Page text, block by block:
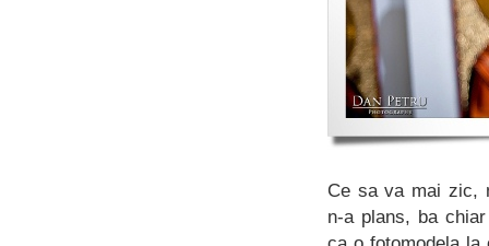
Ce sa va mai zic,
n-a plans, ba